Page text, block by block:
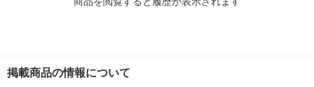
掲載商品の情報について